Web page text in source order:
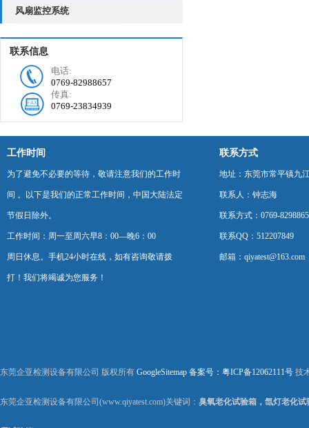
风扇监控系统
联系信息
电话:
0769-82988657
传真:
0769-23834939
工作时间
为了避免不必要的等待，敬请注意我们的工作时
间 。以下是我们的正常工作时间，中国大陆法定
节假日除外。
工作时间：周一至周六早8：00—晚6：00
周日休息。手机24小时在线，如有咨询敬请拨
打！我们将竭诚为您服务！
联系方式
地址：东莞市常平镇九
联系人：钟志海
联系方式：0769-
联系QQ：512207849
邮箱：qiyatest@163.com
东莞企亚检测设备有限公司 版权所有 GoogleSitemap 备案号：粤ICP备12062111号 技
东莞企亚检测设备有限公司(www.qiyatest.com)关键词： 臭氧老化试验箱，氙灯老化